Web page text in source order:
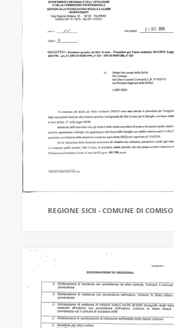
REGIONE SICII - COMUNE DI COMISO